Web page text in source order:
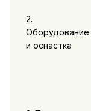
2.
Оборудование
и оснастка